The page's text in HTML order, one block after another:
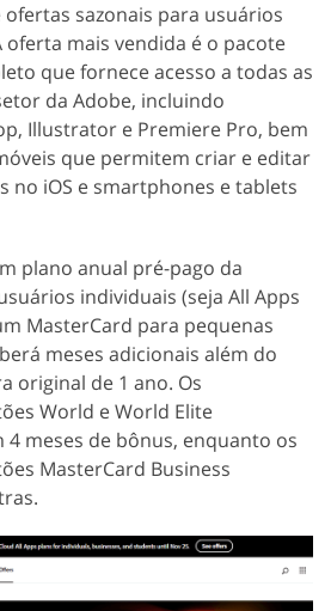
sazonais para usuários
oferta mais vendida é o pacote
que fornece acesso a todas as
da Adobe, incluindo
Illustrator e Premiere Pro, bem
que permitem criar e editar
no iOS e smartphones e tablets
plano anual pré-pago da
individuais (seja All Apps
MasterCard para pequenas
meses adicionais além do
original de 1 ano. Os
World e World Elite
4 meses de bônus, enquanto os
MasterCard Business